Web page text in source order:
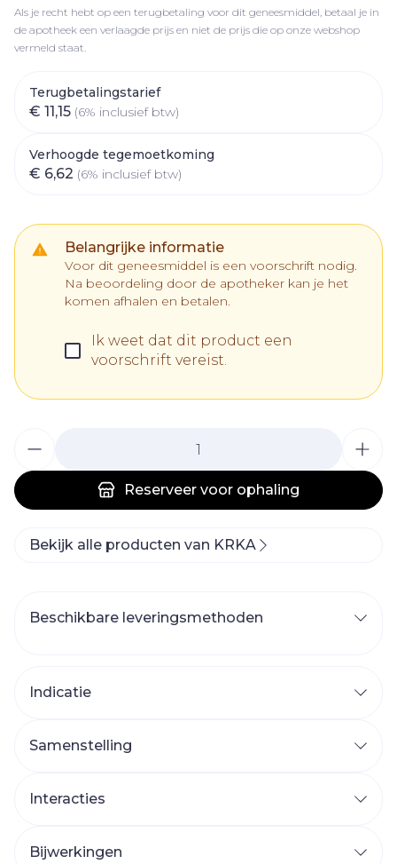
Als je recht hebt op een terugbetaling voor dit geneesmiddel, betaal je in
de apotheek een verlaagde prijs en niet de prijs die op onze webshop
vermeld staat.
Terugbetalingstarief
€ 11,15 (6% inclusief btw)
Verhoogde tegemoetkoming
€ 6,62 (6% inclusief btw)
Belangrijke informatie
Voor dit geneesmiddel is een voorschrift nodig.
Na beoordeling door de apotheker kan je het
komen afhalen en betalen.
Ik weet dat dit product een
voorschrift vereist.
Reserveer voor ophaling
Bekijk alle producten van KRKA
Beschikbare leveringsmethoden
Indicatie
Samenstelling
Interacties
Bijwerkingen